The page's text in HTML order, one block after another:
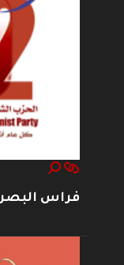
فراس